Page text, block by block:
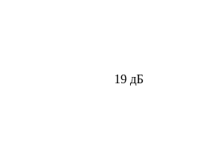
19 дБ